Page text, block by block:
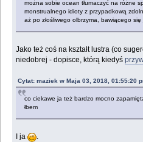
można sobie ocean tłumaczyć na różne
monstrualnego idioty z przypadkową
aż po złośliwego olbrzyma, bawiącego się
Jako też coś na kształt lustra (co
niedobrej - dopisce, którą kiedyś
Cytat: maziek w Maja 03, 2018, 01:55:20
co ciekawe ja też bardzo mocno
łbem
I ja .